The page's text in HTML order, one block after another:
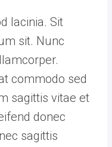
lacinia. Sit
sit. Nunc
commodo sed
sagittis vitae et
donec
sagittis